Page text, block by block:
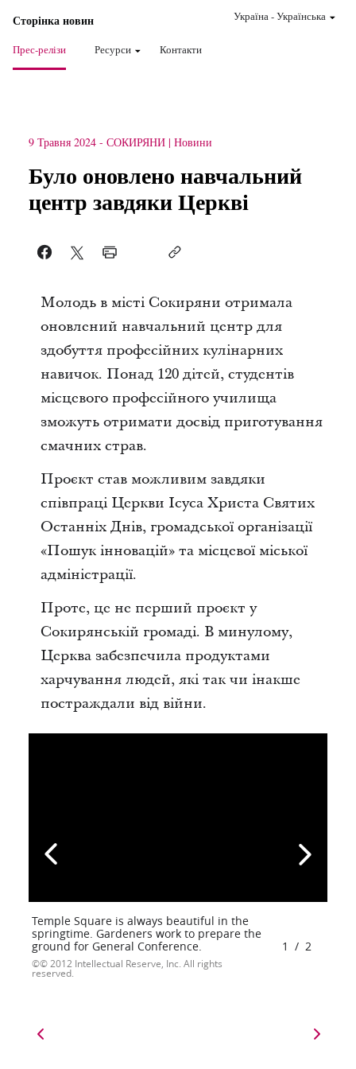
Сторінка новин
Прес-релізи Ресурси Контакти
Україна-Українська
9 Травня 2024 - СОКИРЯНИ Новини
Було оновлено навчальний
центр завдяки Церкві
Молодь в місті Сокиряни отримала
оновлений навчальний центр для
здобуття професійних кулінарних
навичок. Понад 120 дітей, студентів
місцевого професійного училища
зможуть отримати досвід приготування
смачних страв.
Проєкт став можливим завдяки
співпраці Церкви Ісуса Христа Святих
Останніх Днів, громадської організації
«Пошук інновацій» та місцевої міської
адміністрації.
Проте, це не перший проєкт у
Сокирянській громаді. В минулому,
Церква забезпечила продуктами
харчування людей, які так чи інакше
постраждали від війни.
Temple Square is always beautiful in the
springtime. Gardeners work to prepare the
ground for General Conference.
© 2012 Intellectual Reserve, Inc. All rights
reserved.
1 / 2